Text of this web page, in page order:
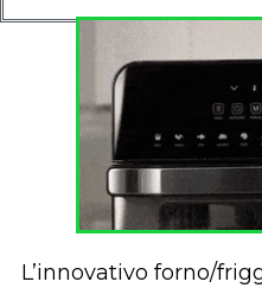
L’innovativo forno/